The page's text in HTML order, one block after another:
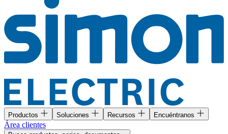
Productos Soluciones Recursos Encuéntranos
Área clientes